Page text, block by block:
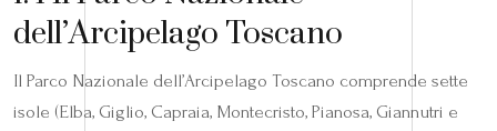
dell’Arcipelago Toscano
Il Parco Nazionale dell’Arcipelago Toscano comprende sette
isole (Elba, Giglio, Capraia, Montecristo, Pianosa, Giannutri e